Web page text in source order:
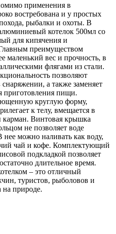
применения в
востребована и у простых
рыбалки и охоты. В
котелок 500мл со
для кипячения и
преимуществом
маленький вес и прочность, в
флягами из стали.
позволяют
а также заменяет
приготовления пищи.
круглую форму,
к телу, вмещается в
Винтовая крышка
не позволяет воде
можно наливать как воду,
чай и кофе. Комплектующий
подкладкой позволяет
длительное время.
– это отличный
туристов, рыболовов и
на природе.